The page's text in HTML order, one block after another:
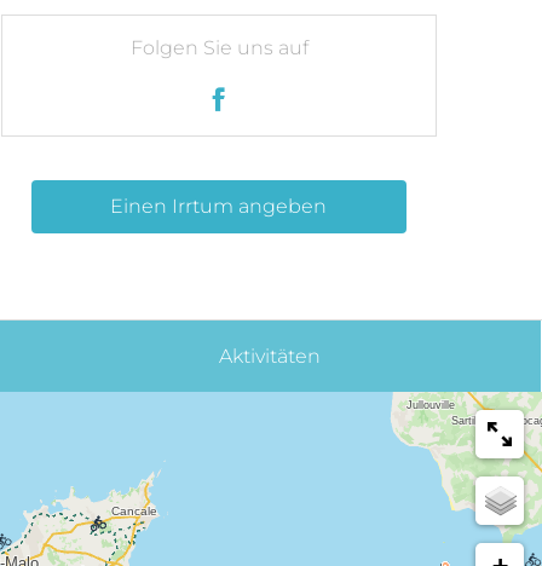
Folgen Sie uns auf
Einen Irrtum angeben
Aktivitäten